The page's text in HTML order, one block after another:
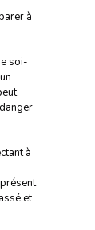
à
soi-
à
et